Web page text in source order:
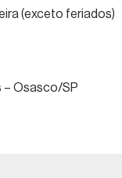
(exceto feriados)
– Osasco/SP